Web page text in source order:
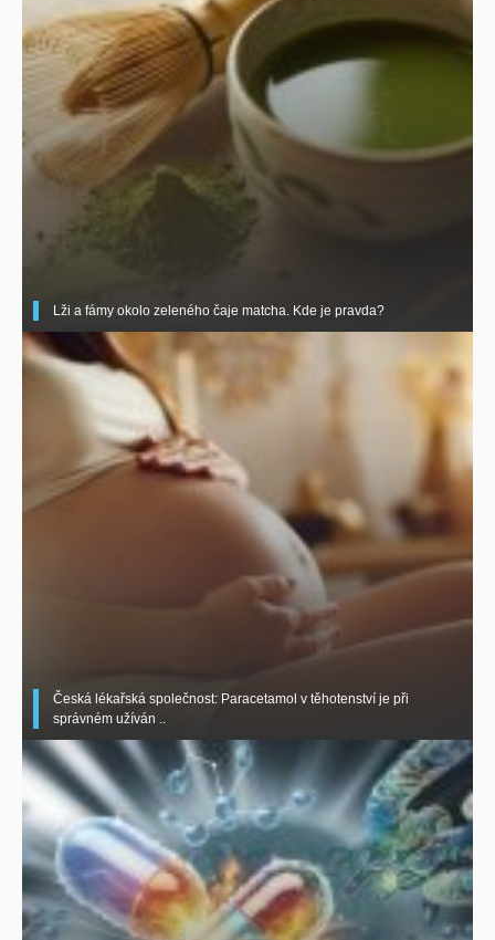
Lži a fámy okolo zeleného čaje matcha. Kde je pravda?
Česká lékařská společnost: Paracetamol v těhotenství je při
správném užíván ..